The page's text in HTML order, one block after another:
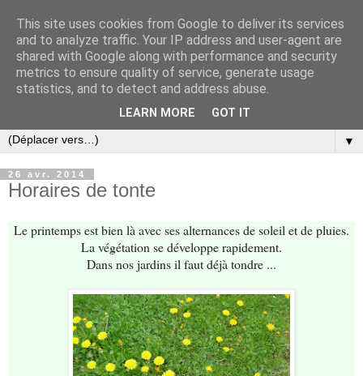
▼
26 avr. 2014
Horaires de tonte
Le printemps est bien là avec ses alternances de soleil et de pluies.
La végétation se développe rapidement.
Dans nos jardins il faut déjà tondre ...
This site uses cookies from Google to deliver its services
and to analyze traffic. Your IP address and user-agent are
shared with Google along with performance and security
metrics to ensure quality of service, generate usage
statistics, and to detect and address abuse.
LEARN MORE GOT IT